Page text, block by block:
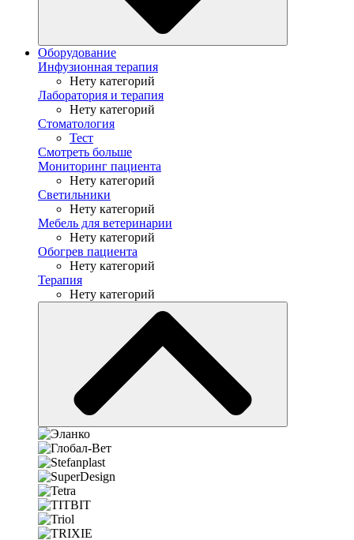
Оборудование
Инфузионная терапия
Нету категорий
Лаборатория и терапия
Нету категорий
Стоматология
Тест
Смотреть больше
Мониторинг пациента
Нету категорий
Светильники
Нету категорий
Мебель для ветеринарии
Нету категорий
Обогрев пациента
Нету категорий
Терапия
Нету категорий